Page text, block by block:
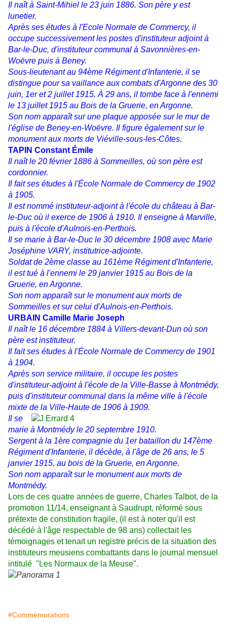
Il naît à Saint-Mihiel le 23 juin 1886. Son père y est
lunetier.
Après ses études à l'Ecole Normale de Commercy, il
occupe successivement les postes d'instituteur adjoint à
Bar-le-Duc, d'instituteur communal à Savonnières-en-
Woëvre puis à Beney.
Sous-lieutenant au 94ème Régiment d'Infanterie, il se
distingue pour sa vaillance aux combats d'Argonne des 30
juin, 1er et 2 juillet 1915. À 29 ans, il tombe face à l'ennemi
le 13 juillet 1915 au Bois de la Gruerie, en Argonne.
Son nom apparaît sur une plaque apposée sur le mur de
l'église de Beney-en-Woëvre. Il figure également sur le
monument aux morts de Viéville-sous-les-Côtes.
TAPIN Constant Émile
Il naît le 20 février 1886 à Sommeilles, où son père est
cordonnier.
Il fait ses études à l'École Normale de Commercy de 1902
à 1905.
Il est nommé instituteur-adjoint à l'école du château à Bar-
le-Duc où il exerce de 1906 à 1910. Il enseigne à Marville,
puis à l'école d'Aulnois-en-Perthois.
Il se marie à Bar-le-Duc le 30 décembre 1908 avec Marie
Joséphine VARY, institutrice-adjointe.
Soldat de 2ème classe au 161ème Régiment d'Infanterie,
il est tué à l'ennemi le 29 janvier 1915 au Bois de la
Gruerie, en Argonne.
Son nom apparaît sur le monument aux morts de
Sommeilles et sur celui d'Aulnois-en-Perthois.
URBAIN Camille Marie Joseph
Il naît le 16 décembre 1884 à Villers-devant-Dun où son
père est instituteur.
Il fait ses études à l'École Normale de Commercy de 1901
à 1904.
Après son service militaire, il occupe les postes
d'instituteur-adjoint à l'école de la Ville-Basse à Montmédy,
puis d'instituteur communal dans la même ville à l'école
mixte de la Ville-Haute de 1906 à 1909.
Il se
marie à Montmédy le 20 septembre 1910.
Sergent à la 1ère compagnie du 1er bataillon du 147ème
Régiment d'Infanterie, il décède, à l'âge de 26 ans, le 5
janvier 1915, au bois de la Gruerie, en Argonne.
Son nom apparaît sur le monument aux morts de
Montmédy.
Lors de ces quatre années de guerre, Charles Talbot, de la
promotion 11/14, enseignant à Saudrupt, réformé sous
prétexte de constitution fragile, (il est à noter qu'il est
décédé à l'âge respectable de 98 ans) collectait les
témoignages et tenait un registre précis de la situation des
instituteurs meusiens combattants dans le journal mensuel
intitulé "Les Normaux de la Meuse".
#Commémorations